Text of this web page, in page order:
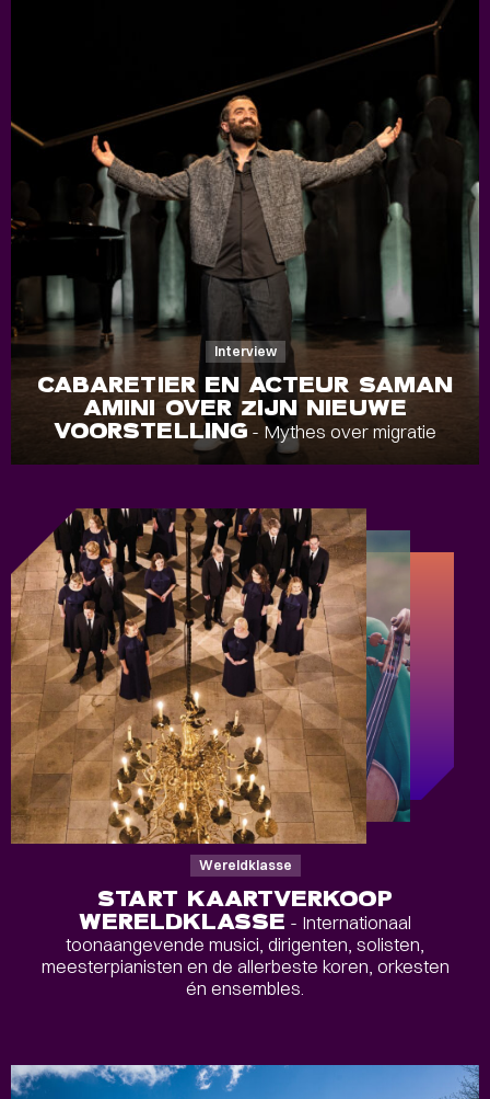
Interview
CABARETIER EN ACTEUR SAMAN
AMINI OVER ZIJN NIEUWE
VOORSTELLING- Mythes over migratie
Wereldklasse
START KAARTVERKOOP
WERELDKLASSE - Internationaal
toonaangevende musici, dirigenten, solisten,
meesterpianisten en de allerbeste koren, orkesten
én ensembles.